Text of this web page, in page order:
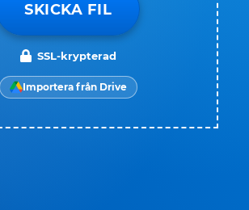
SKICKA FIL
SSL-krypterad
Importera från Drive